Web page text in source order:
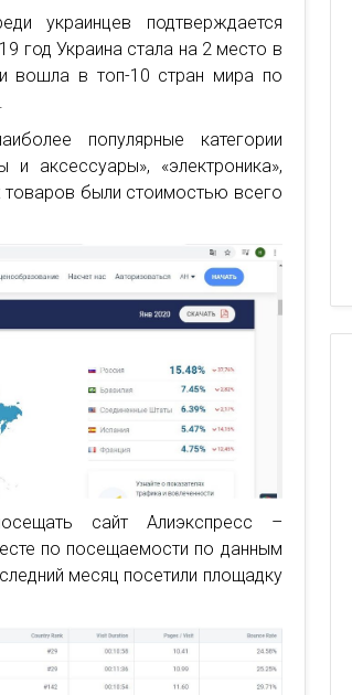
украинцев подтверждается
год Украина стала на 2 место в
вошла в топ-10 стран мира по
популярные категории
аксессуары», «электроника»,
товаров были стоимостью всего
сайт Алиэкспресс –
по посещаемости по данным
месяц посетили площадку